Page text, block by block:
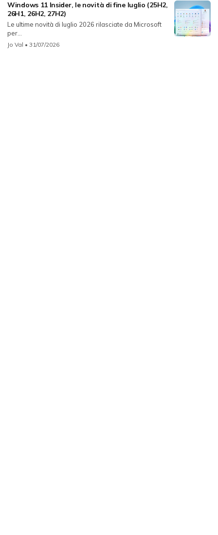
Windows 11 Insider, le novità di fine luglio (25H2,
26H1, 26H2, 27H2)
Le ultime novità di luglio 2026 rilasciate da Microsoft
per...
Jo Val • 31/07/2026